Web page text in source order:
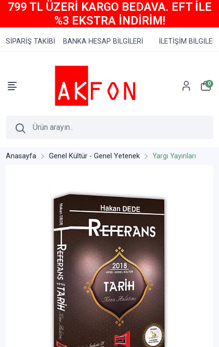
799 TL ÜZERİ KARGO BEDAVA. EFT İLE
%3 EKSTRA İNDİRİM!
SİPARİŞ TAKİBİ BANKA HESAP BİLGİLERİ İLETİŞİM BİLGİLERİ
0
Anasayfa Genel Kültür - Genel Yetenek Yargı Yayınları